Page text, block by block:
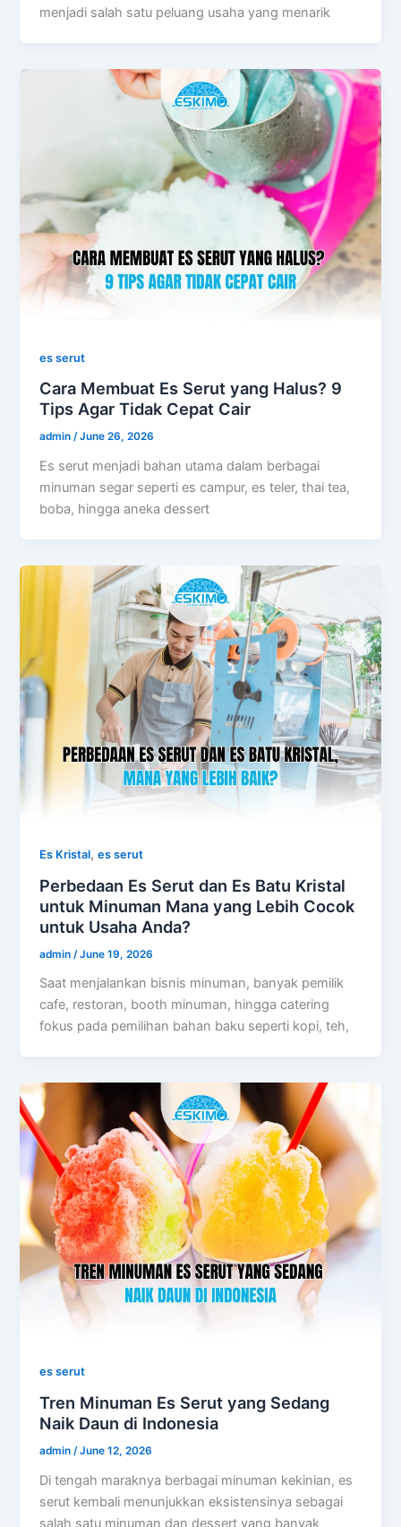
menjadi salah satu peluang usaha yang menarik
es serut
Cara Membuat Es Serut yang Halus? 9
Tips Agar Tidak Cepat Cair
admin/June 26, 2026
Es serut menjadi bahan utama dalam berbagai
minuman segar seperti es campur, es teler, thai tea,
boba, hingga aneka dessert
Es Kristal,es serut
Perbedaan Es Serut dan Es Batu Kristal
untuk Minuman Mana yang Lebih Cocok
untuk Usaha Anda?
admin /June 19, 2026
Saat menjalankan bisnis minuman, banyak pemilik
cafe, restoran, booth minuman, hingga catering
fokus pada pemilihan bahan baku seperti kopi, teh,
es serut
Tren Minuman Es Serut yang Sedang
Naik Daun di Indonesia
admin/June 12, 2026
Di tengah maraknya berbagai minuman kekinian, es
serut kembali menunjukkan eksistensinya sebagai
salah satu minuman dan dessert yang banyak